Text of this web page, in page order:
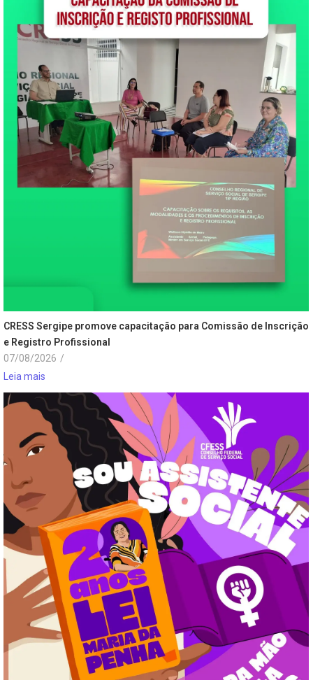
CRESS Sergipe promove capacitação para Comissão de Inscrição
e Registro Profissional
07/08/2026 /
Leia mais